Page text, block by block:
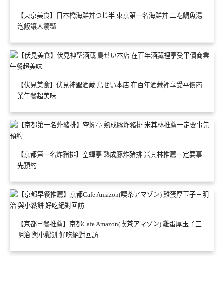
【東京美食】日本橋海鮮丼つじ半 東京第一名海鮮丼 二吃鯛魚湯
泡飯讓人驚豔
【伏見美食】伏見神聖酒蔵 鳥せい本店 在百年酒藏裡享受平價商
業午餐超美味
【京都第一名炸豬排】空蟬亭 熟成豚炸豬排 米其林推薦一定要事
先預約
【京都早餐推薦】京都Cafe Amazon(喫茶アマゾン) 雞蛋厚玉子三
明治 與小鬆餅 好吃絕對回訪